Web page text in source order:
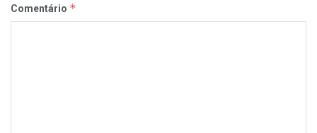
Comentário *